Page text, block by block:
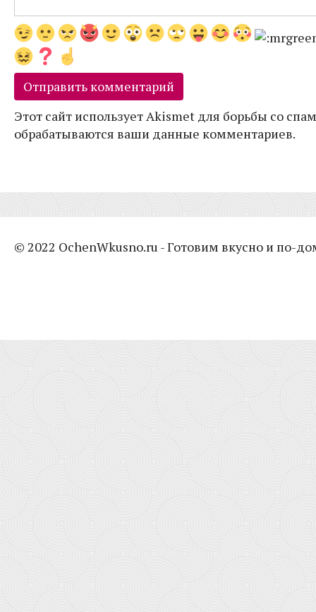
Этот сайт использует Akismet для борьбы со
обрабатываются ваши данные комментариев.
© 2022 OchenWkusno.ru - Готовим вкусно и по-